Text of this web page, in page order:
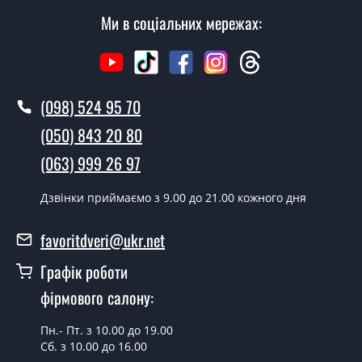
Вартість встановлення дверей Фрея сірі - від 1600
Як швидко можете встановити двері
У той самий день протягом кількох годин, за умови
наявності їх на складі, чи наступного дня.
Чи можна на сьогодні викликати
У вас є в наявності готові металеві
Так, ми маємо великий асортимент готових металевих
Яка вартість найдешевших металевих
Ми в соціальних мережах:
(098) 524 95 70
(050) 843 20 80
(063) 999 26 97
Дзвінки приймаємо з 9.00 до 21.00 кожного дня
favoritdveri@ukr.net
Графік роботи
фірмового салону:
Пн.- Пт. з 10.00 до 19.00
Сб. з 10.00 до 16.00